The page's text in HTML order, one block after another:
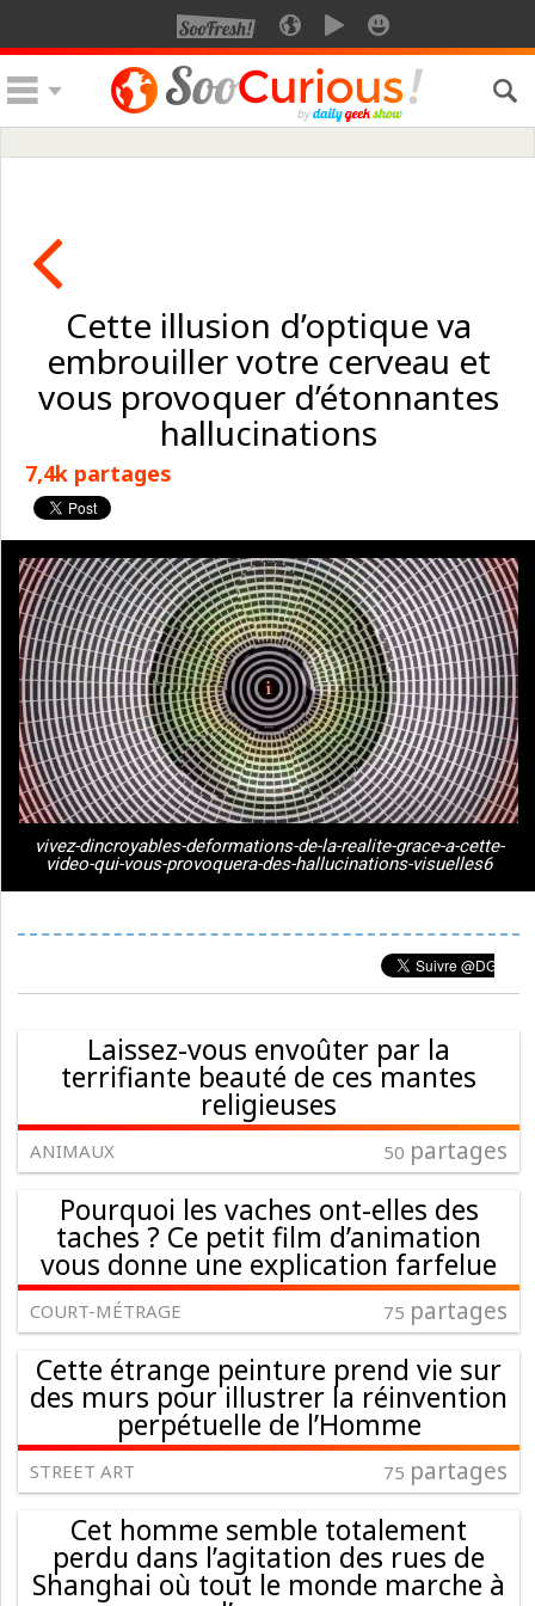
Cette illusion d’optique va
embrouiller votre cerveau et
vous provoquer d’étonnantes
hallucinations
7,4k partages
vivez-dincroyables-deformations-de-la-realite-grace-a-cette-
video-qui-vous-provoquera-des-hallucinations-visuelles6
Laissez-vous envoûter par la
terrifiante beauté de ces mantes
religieuses
ANIMAUX 50 partages
Pourquoi les vaches ont-elles des
taches ? Ce petit film d’animation
vous donne une explication farfelue
COURT-MÉTRAGE 75 partages
Cette étrange peinture prend vie sur
des murs pour illustrer la réinvention
perpétuelle de l’Homme
STREET ART 75 partages
Cet homme semble totalement
perdu dans l’agitation des rues de
Shanghai où tout le monde marche à